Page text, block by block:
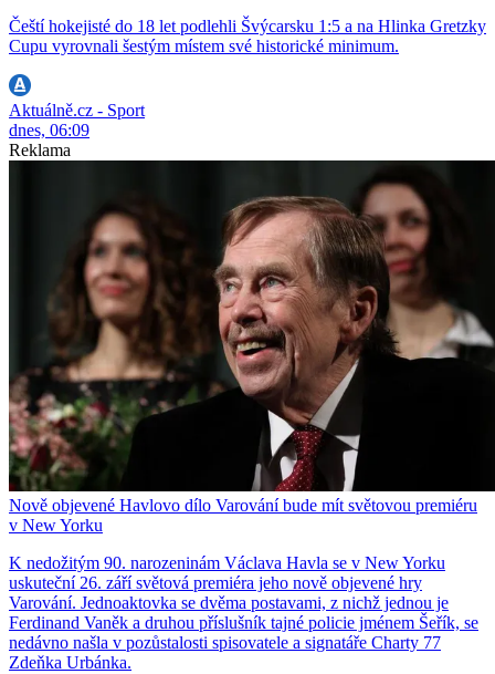
Čeští hokejisté do 18 let podlehli Švýcarsku 1:5 a na Hlinka Gretzky
Cupu vyrovnali šestým místem své historické minimum.
Aktuálně.cz - Sport
dnes, 06:09
Reklama
Nově objevené Havlovo dílo Varování bude mít světovou premiéru
v New Yorku
K nedožitým 90. narozeninám Václava Havla se v New Yorku
uskuteční 26. září světová premiéra jeho nově objevené hry
Varování. Jednoaktovka se dvěma postavami, z nichž jednou je
Ferdinand Vaněk a druhou příslušník tajné policie jménem Šeřík, se
nedávno našla v pozůstalosti spisovatele a signatáře Charty 77
Zdeňka Urbánka.